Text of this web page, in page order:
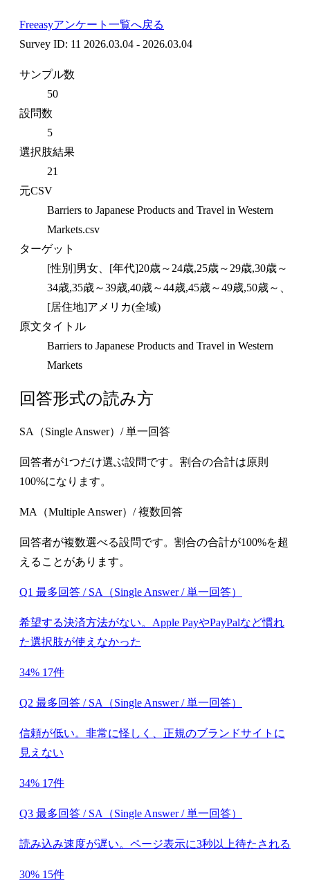
Freeasyアンケート一覧へ戻る
Survey ID: 11 2026.03.04 - 2026.03.04
サンプル数
50
設問数
5
選択肢結果
21
元CSV
Barriers to Japanese Products and Travel in Western
Markets.csv
ターゲット
[性別]男女、[年代]20歳～24歳,25歳～29歳,30歳～
34歳,35歳～39歳,40歳～44歳,45歳～49歳,50歳～、
[居住地]アメリカ(全域)
原文タイトル
Barriers to Japanese Products and Travel in Western
Markets
回答形式の読み方
SA（Single Answer）/ 単一回答
回答者が1つだけ選ぶ設問です。割合の合計は原則
100%になります。
MA（Multiple Answer）/ 複数回答
回答者が複数選べる設問です。割合の合計が100%を超
えることがあります。
Q1 最多回答 / SA（Single Answer / 単一回答）
希望する決済方法がない。Apple PayやPayPalなど慣れ
た選択肢が使えなかった
34% 17件
Q2 最多回答 / SA（Single Answer / 単一回答）
信頼が低い。非常に怪しく、正規のブランドサイトに
見えない
34% 17件
Q3 最多回答 / SA（Single Answer / 単一回答）
読み込み速度が遅い。ページ表示に3秒以上待たされる
30% 15件